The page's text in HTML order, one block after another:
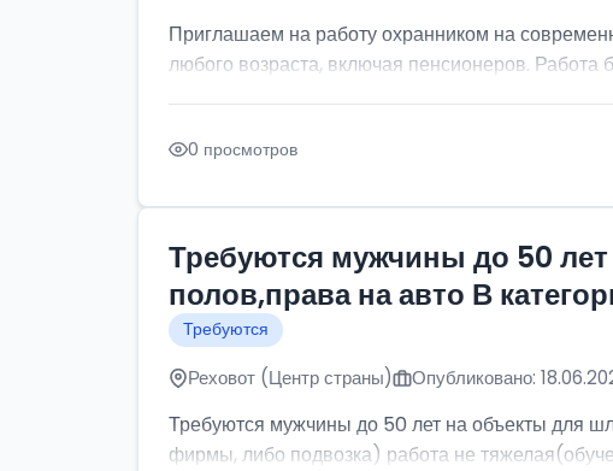
Приглашаем на работу охранником на
любого возраста, включая пенсионеров. Работа
0 просмотров
Требуются мужчины до 50
полов,права на авто В
Требуются
Реховот (Центр страны) Опубликовано:
Требуются мужчины до 50 лет на объекты для
фирмы, либо подвозка) работа не